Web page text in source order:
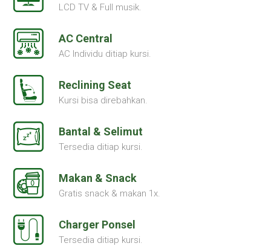
LCD TV & Full musik.
AC Central
AC Individu ditiap kursi.
Reclining Seat
Kursi bisa direbahkan.
Bantal & Selimut
Tersedia ditiap kursi.
Makan & Snack
Gratis snack & makan 1x.
Charger Ponsel
Tersedia ditiap kursi.